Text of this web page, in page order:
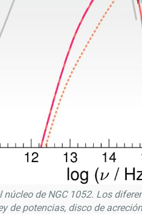
de NGC 1052. Los
de potencias, disco de